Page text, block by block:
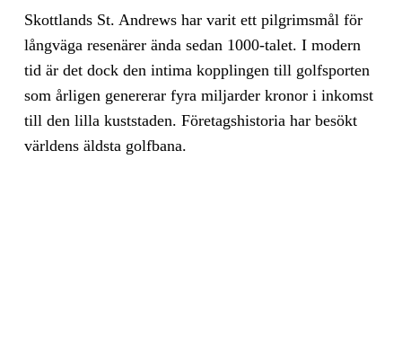
Skottlands St. Andrews har varit ett pilgrimsmål för
långväga resenärer ända sedan 1000-talet. I modern
tid är det dock den intima kopplingen till golfsporten
som årligen genererar fyra miljarder kronor i inkomst
till den lilla kuststaden. Företagshistoria har besökt
världens äldsta golfbana.